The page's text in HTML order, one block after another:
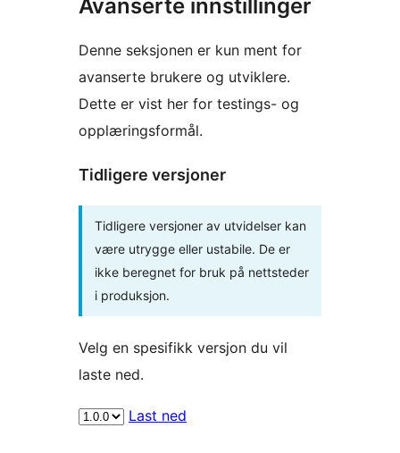
Avanserte innstillinger
Denne seksjonen er kun ment for
avanserte brukere og utviklere.
Dette er vist her for testings- og
opplæringsformål.
Tidligere versjoner
Tidligere versjoner av utvidelser kan
være utrygge eller ustabile. De er
ikke beregnet for bruk på nettsteder
i produksjon.
Velg en spesifikk versjon du vil
laste ned.
Last ned